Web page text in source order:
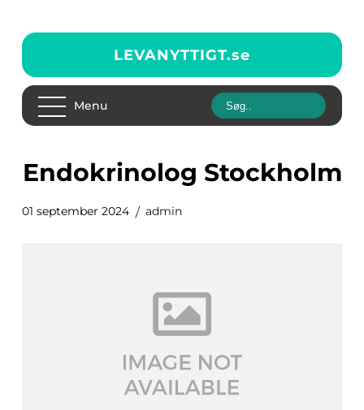
LEVANYTTIGT.se
Menu
Endokrinolog Stockholm
01 september 2024 admin